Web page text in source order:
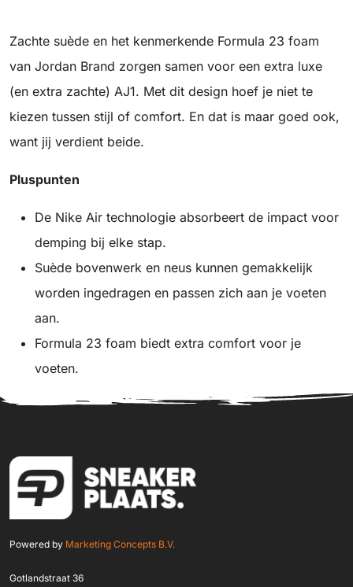
Zachte suède en het kenmerkende Formula 23 foam
van Jordan Brand zorgen samen voor een extra luxe
(en extra zachte) AJ1. Met dit design hoef je niet te
kiezen tussen stijl of comfort. En dat is maar goed ook,
want jij verdient beide.
Pluspunten
De Nike Air technologie absorbeert de impact voor
demping bij elke stap.
Suède bovenwerk en neus kunnen gemakkelijk
worden ingedragen en passen zich aan je voeten
aan.
Formula 23 foam biedt extra comfort voor je
voeten.
Powered by Marketing Concepts B.V.
Gotlandstraat 36